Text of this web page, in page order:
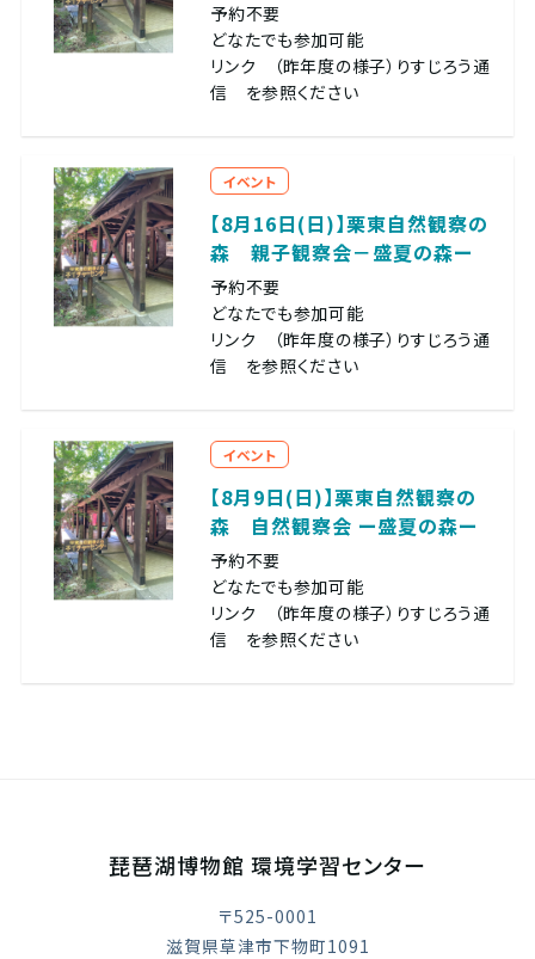
予約不要
どなたでも参加可能
リンク （昨年度の様子）りすじろう通
信 を参照ください
イベント
【8月16日(日)】栗東自然観察の
森 親子観察会－盛夏の森ー
予約不要
どなたでも参加可能
リンク （昨年度の様子）りすじろう通
信 を参照ください
イベント
【8月9日(日)】栗東自然観察の
森 自然観察会 ー盛夏の森ー
予約不要
どなたでも参加可能
リンク （昨年度の様子）りすじろう通
信 を参照ください
琵琶湖博物館 環境学習センター
〒525-0001
滋賀県草津市下物町1091